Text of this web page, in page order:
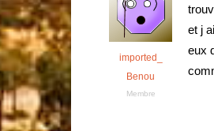
imported_
Benou
Membre
et j
eux